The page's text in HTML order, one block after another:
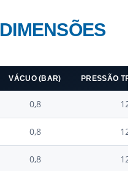
DIMENSÕES
VÁCUO (BAR) PRESSÃO
0,8 12
0,8 12
0,8 12